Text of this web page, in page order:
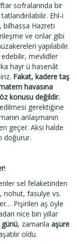
sofralarında bir
Ehl-i
bilhassa Hazreti
ve onlar gibi
yapılabilir.
edebilir, mevlidler
hayr ü hasenât
Fakat, kadere taş
havasına
konusu değildir.
gerektiğine
anlaşmanın
geçer. Aksi halde
doğurur.
!
sel felaketinden
nohut, fasulye vs.
Pişirilen aş öyle
nice bin yıllar
, zamanla aşure
oldu.